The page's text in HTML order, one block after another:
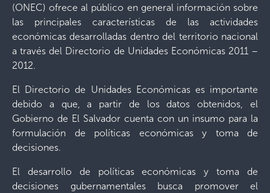
(ONEC) ofrece al público en general información sobre
las principales características de las actividades
económicas desarrolladas dentro del territorio nacional
a través del Directorio de Unidades Económicas 2011 –
2012.
El Directorio de Unidades Económicas es importante
debido a que, a partir de los datos obtenidos, el
Gobierno de El Salvador cuenta con un insumo para la
formulación de políticas económicas y toma de
decisiones.
El desarrollo de políticas económicas y toma de
decisiones gubernamentales busca promover el